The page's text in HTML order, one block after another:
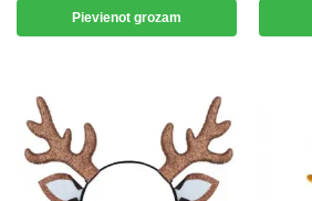
Pievienot grozam